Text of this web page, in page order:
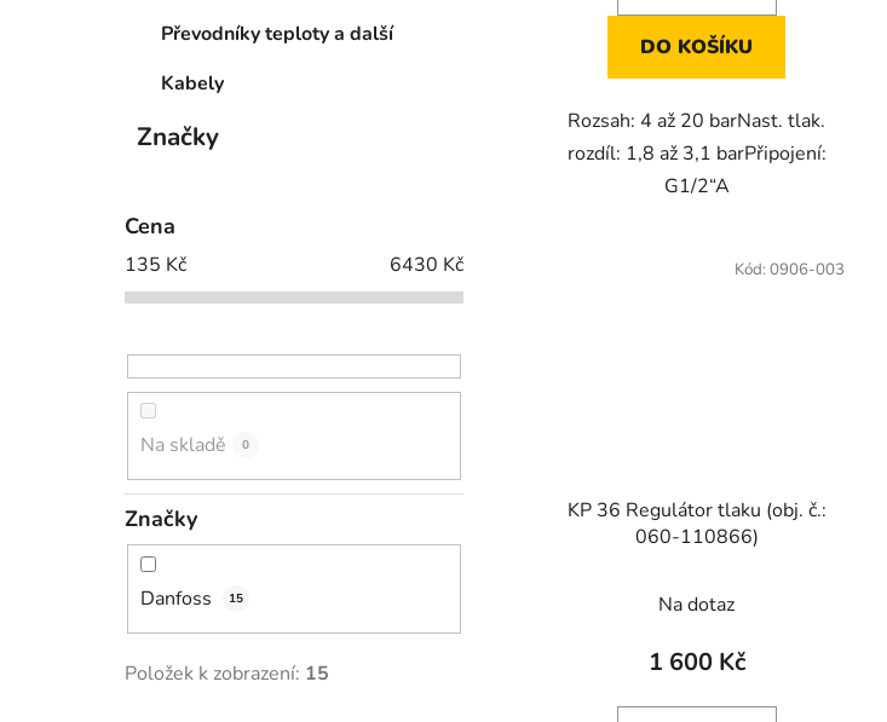
Převodníky teploty a další
Kabely
Značky
Cena
135 Kč 6430 Kč
Na skladě 0
Značky
Danfoss 15
Položek k zobrazení: 15
DO KOŠÍKU
Rozsah: 4 až 20 barNast. tlak.
rozdíl: 1,8 až 3,1 barPřipojení:
G1/2“A
KP 36 Regulátor tlaku (obj. č.:
060-110866)
Na dotaz
1 600 Kč
Kód: 0906-003